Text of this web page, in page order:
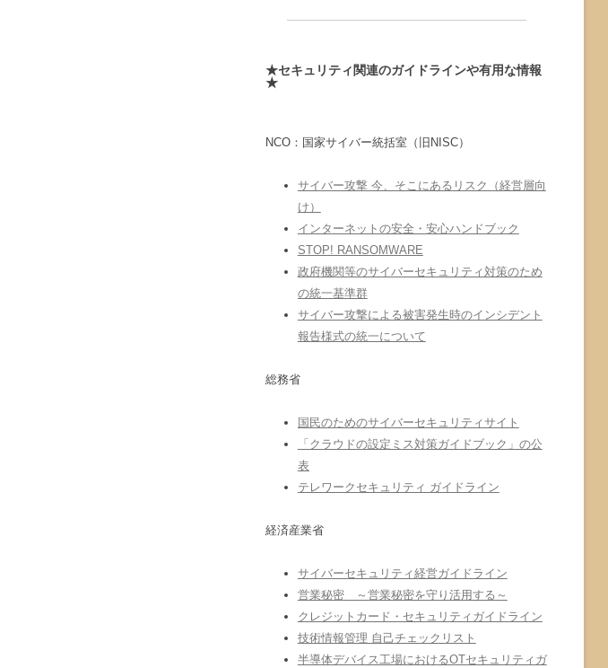
★セキュリティ関連のガイドラインや有用な情報
★
NCO：国家サイバー統括室（旧NISC）
サイバー攻撃 今、そこにあるリスク（経営層向
け）
インターネットの安全・安心ハンドブック
STOP! RANSOMWARE
政府機関等のサイバーセキュリティ対策のため
の統一基準群
サイバー攻撃による被害発生時のインシデント
報告様式の統一について
総務省
国民のためのサイバーセキュリティサイト
「クラウドの設定ミス対策ガイドブック」の公
表
テレワークセキュリティ ガイドライン
経済産業省
サイバーセキュリティ経営ガイドライン
営業秘密 ～営業秘密を守り活用する～
クレジットカード・セキュリティガイドライン
技術情報管理 自己チェックリスト
半導体デバイス工場におけるOTセキュリティガ